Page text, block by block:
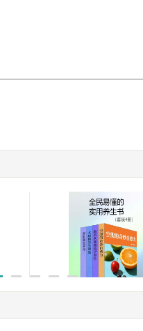
全民易懂的实用养生书